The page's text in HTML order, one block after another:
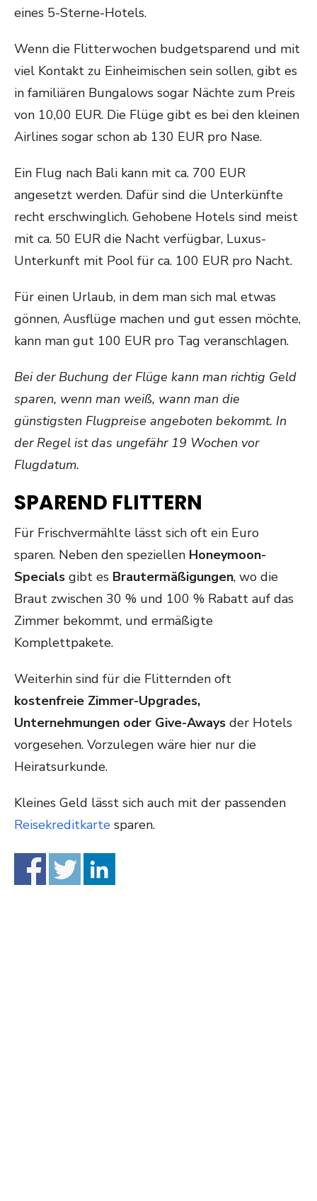
eines 5-Sterne-Hotels.
Wenn die Flitterwochen budgetsparend und mit
viel Kontakt zu Einheimischen sein sollen, gibt es
in familiären Bungalows sogar Nächte zum Preis
von 10,00 EUR. Die Flüge gibt es bei den kleinen
Airlines sogar schon ab 130 EUR pro Nase.
Ein Flug nach Bali kann mit ca. 700 EUR
angesetzt werden. Dafür sind die Unterkünfte
recht erschwinglich. Gehobene Hotels sind meist
mit ca. 50 EUR die Nacht verfügbar, Luxus-
Unterkunft mit Pool für ca. 100 EUR pro Nacht.
Für einen Urlaub, in dem man sich mal etwas
gönnen, Ausflüge machen und gut essen möchte,
kann man gut 100 EUR pro Tag veranschlagen.
Bei der Buchung der Flüge kann man richtig Geld
sparen, wenn man weiß, wann man die
günstigsten Flugpreise angeboten bekommt. In
der Regel ist das ungefähr 19 Wochen vor
Flugdatum.
SPAREND FLITTERN
Für Frischvermählte lässt sich oft ein Euro
sparen. Neben den speziellen Honeymoon-
Specials gibt es Brautermäßigungen, wo die
Braut zwischen 30 % und 100 % Rabatt auf das
Zimmer bekommt, und ermäßigte
Komplettpakete.
Weiterhin sind für die Flitternden oft
kostenfreie Zimmer-Upgrades,
Unternehmungen oder Give-Aways der Hotels
vorgesehen. Vorzulegen wäre hier nur die
Heiratsurkunde.
Kleines Geld lässt sich auch mit der passenden
Reisekreditkarte sparen.